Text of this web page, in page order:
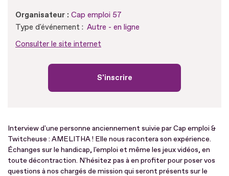
Organisateur : Cap emploi 57
Type d'événement : Autre - en ligne
Consulter le site internet
S'inscrire
Interview d'une personne anciennement suivie par Cap emploi &
Twitcheuse : AMELITHA ! Elle nous racontera son expérience.
Échanges sur le handicap, l'emploi et même les jeux vidéos, en
toute décontraction. N'hésitez pas à en profiter pour poser vos
questions à nos chargés de mission qui seront présents sur le